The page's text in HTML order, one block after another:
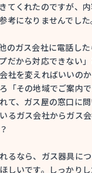
てくれたのですが、
考になりませんでした
のガス会社に電話し
だから対応できない
社を変えればいいの
「その地域でご案内
て、ガス屋の窓口に
るガス会社からガス
るなら、ガス器具に
しいです。しっかり